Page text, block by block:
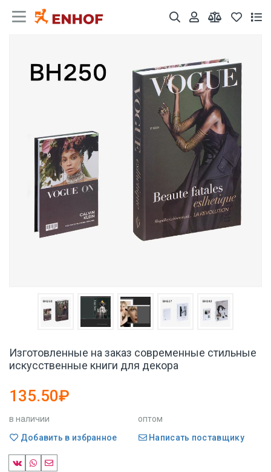
Изготовленные на заказ современные стильные
искусственные книги для декора
135.50₽
в наличии
оптом
Добавить в избранное
Написать поставщику